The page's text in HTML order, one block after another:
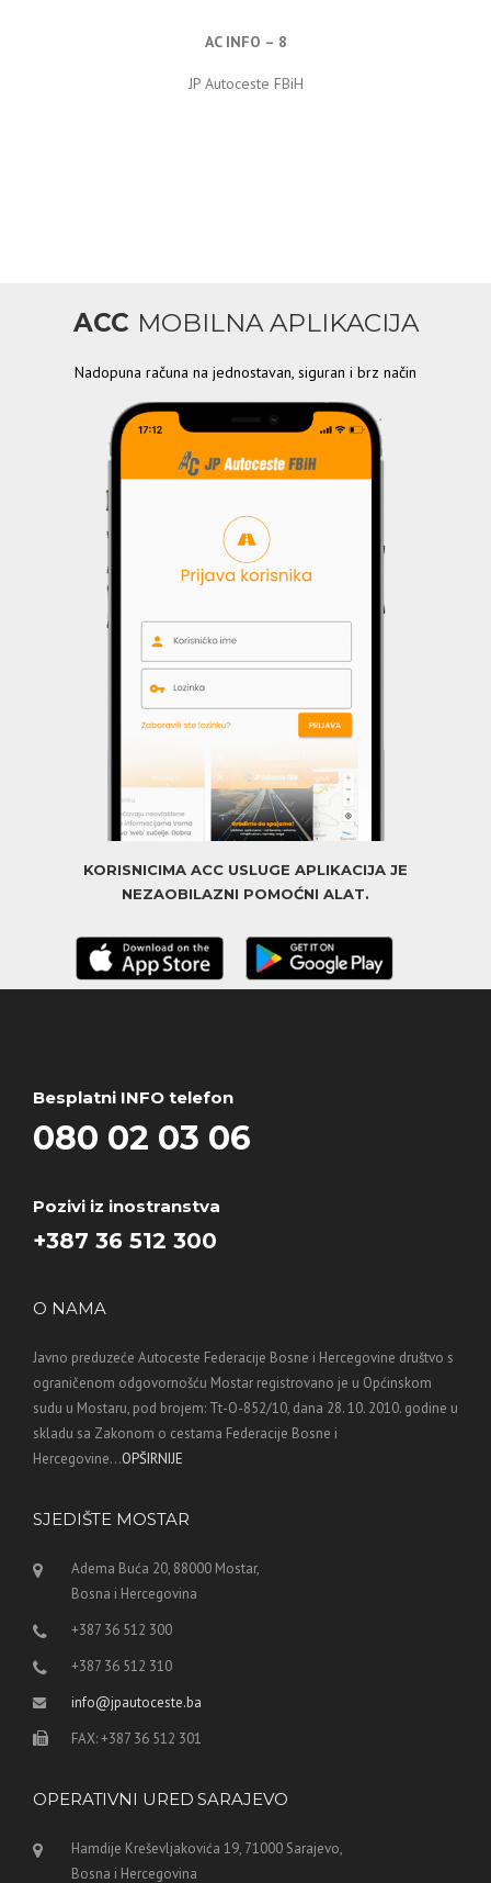
AC INFO – 8
JP Autoceste FBiH
ACC MOBILNA APLIKACIJA
Nadopuna računa na jednostavan, siguran i brz način
KORISNICIMA ACC USLUGE APLIKACIJA JE
NEZAOBILAZNI POMOĆNI ALAT.
Besplatni INFO telefon
080 02 03 06
Pozivi iz inostranstva
+387 36 512 300
O NAMA
Javno preduzeće Autoceste Federacije Bosne i Hercegovine društvo s
ograničenom odgovornošću Mostar registrovano je u Općinskom
sudu u Mostaru, pod brojem: Tt-O-852/10, dana 28. 10. 2010. godine u
skladu sa Zakonom o cestama Federacije Bosne i
Hercegovine...OPŠIRNIJE
SJEDIŠTE MOSTAR
Adema Buća 20, 88000 Mostar,
Bosna i Hercegovina
+387 36 512 300
+387 36 512 310
info@jpautoceste.ba
FAX: +387 36 512 301
OPERATIVNI URED SARAJEVO
Hamdije Kreševljakovića 19, 71000 Sarajevo,
Bosna i Hercegovina